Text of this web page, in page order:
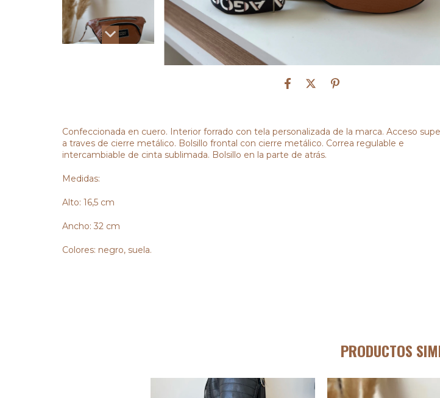
Confeccionada en cuero. Interior forrado con tela personalizada de la marca. Acceso
a traves de cierre metálico. Bolsillo frontal con cierre metálico. Correa regulable e
intercambiable de cinta sublimada. Bolsillo en la parte de atrás.
Medidas:
Alto: 16,5 cm
Ancho: 32 cm
Colores: negro, suela.
PRODUCTOS